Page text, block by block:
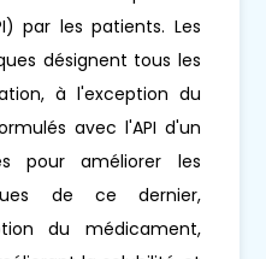
par les patients. Les
désignent tous les
à l'exception du
avec l'API d'un
pour améliorer les
de ce dernier,
du médicament,